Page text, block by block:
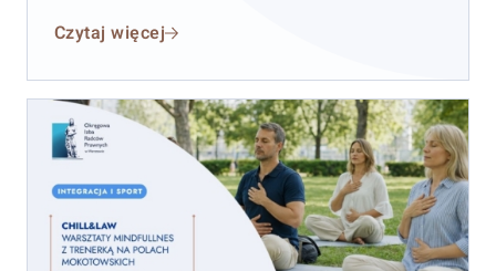
września 2026 r. (sobota–niedziela), przy czym
Czytaj więcej